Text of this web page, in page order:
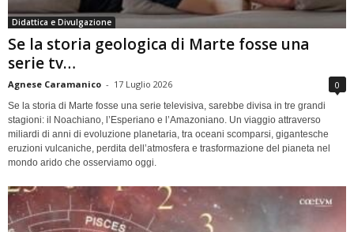
Didattica e Divulgazione
Se la storia geologica di Marte fosse una
serie tv…
Agnese Caramanico - 17 Luglio 2026 0
Se la storia di Marte fosse una serie televisiva, sarebbe divisa in tre grandi
stagioni: il Noachiano, l’Esperiano e l’Amazoniano. Un viaggio attraverso
miliardi di anni di evoluzione planetaria, tra oceani scomparsi, gigantesche
eruzioni vulcaniche, perdita dell’atmosfera e trasformazione del pianeta nel
mondo arido che osserviamo oggi.